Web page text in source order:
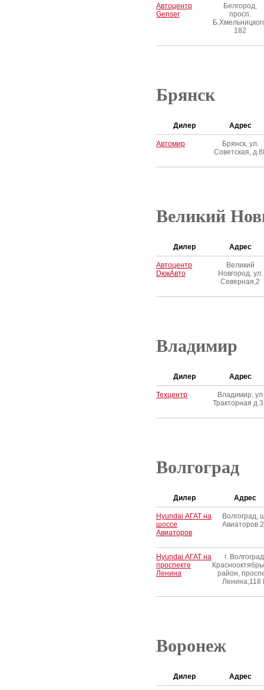
Автоцентр
Genser
Белгород,
просп.
182
Брянск
Дилер Адрес
Автомир
Брянск, ул.
Советская,
Великий
Дилер Адрес
Автоцентр
DюкАвто
Великий
Новгород, ул.
Северная,2
Владимир
Дилер Адрес
Техцентр
Владимир, ул
Тракторная д
Волгоград
Дилер Адрес
Hyundai АГАТ на
шоссе
Авиаторов
Волгоград,
Авиаторов
Hyundai АГАТ на
проспекте
Ленина
г.
район,
Ленина,118
Воронеж
Дилер Адрес